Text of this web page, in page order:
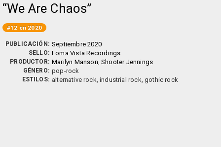
We Are Chaos
#12 en 2020
PUBLICACIÓN: Septiembre 2020
SELLO: Loma Vista Recordings
PRODUCTOR: Marilyn Manson ,Shooter Jennings
GÉNERO: pop-rock
ESTILOS: alternative rock, industrial rock, gothic rock